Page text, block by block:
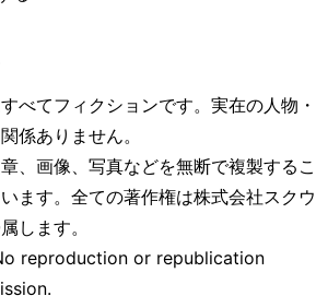
べてフィクションです。実在の人物・
係ありません。
、画像、写真などを無断で複製するこ
ます。全ての著作権は株式会社スクウ
します。
reproduction or republication